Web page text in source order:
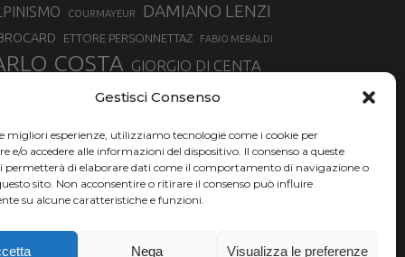
Gestisci Consenso
migliori esperienze, utilizziamo tecnologie come i cookie per
e/o accedere alle informazioni del dispositivo. Il consenso a queste
permetterà di elaborare dati come il comportamento di navigazione o
sito. Non acconsentire o ritirare il consenso può influire
su alcune caratteristiche e funzioni.
Nega Visualizza le preferenze
COURMAYEUR DAMIANO LENZI
ETTORE PERSONNETTAZ FABIO MERALDI
COSTA GIORGIO DI CENTA
LUCA MATTEOTTI MADONNA DI CAMPIGLIO
NAZIONALE DI SCIALPINISMO NORVEGIA
PSL RAFFAELLA TEMPESTA
BERTAGNA SIMONE DEROMEDIS SKIALPDEIPARCHI
TRANSCAVALLO